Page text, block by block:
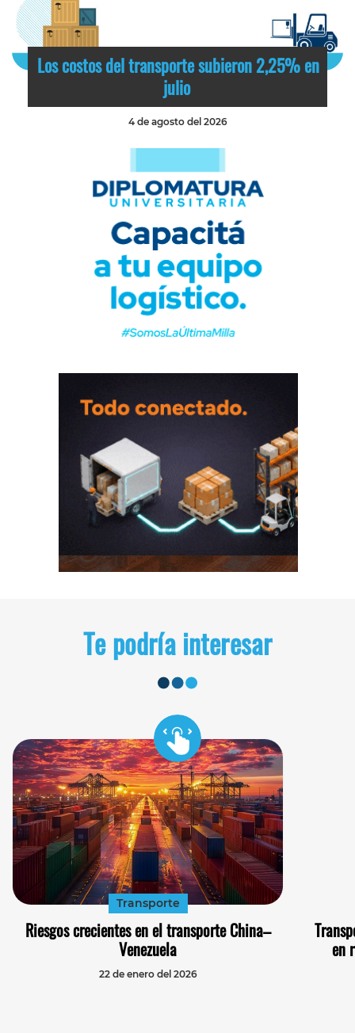
Los costos del transporte subieron 2,25% en
julio
4 de agosto del 2026
Te podría interesar
Transporte
Riesgos crecientes en el transporte China–
Venezuela
22 de enero del 2026
en